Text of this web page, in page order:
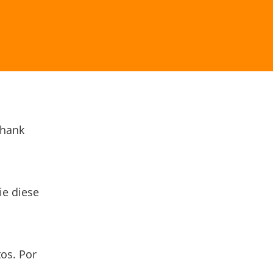
diese
Por